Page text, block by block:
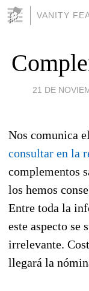
VANITY
21 DE
Nos comunica
consultar en la
complementos
los hemos
Entre toda la
este aspecto se
irrelevante.
llegará la